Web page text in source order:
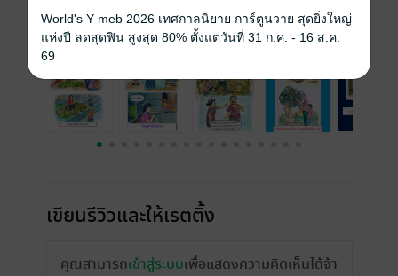
เรื่องที่คุณน่าจะสนใจ
เขียนรีวิวและให้เรตติ้ง
คุณสามารถเข้าสู่ระบบเพื่อแสดงความคิดเห็นได้จ้า
World's Y meb 2026 เทศกาลนิยาย การ์ตูนวาย สุดยิ่งใหญ่
แห่งปี ลดสุดฟิน สูงสุด 80% ตั้งแต่วันที่ 31 ก.ค. - 16 ส.ค.
69